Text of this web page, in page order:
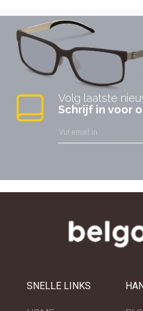
Volg laatste
Schrijf in voor
SNELLE LINKS